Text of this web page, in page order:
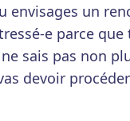
envisages un
e parce
sais pas non
devoir